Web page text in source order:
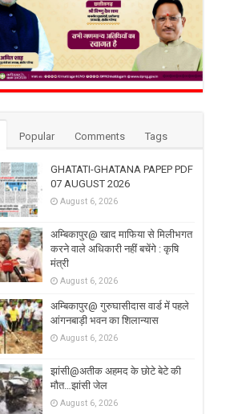
Popular Comments Tags
GHATATI-GHATANA PAPEP PDF
07 AUGUST 2026
August 6, 2026
अम्बिकापुर@ खाद माफिया से मिलीभगत
करने वाले अधिकारी नहीं बचेंगे : कृषि
मंत्री
August 6, 2026
अम्बिकापुर@ गुरुघासीदास वार्ड में पहले
आंगनबाड़ी भवन का शिलान्यास
August 6, 2026
झांसी@अतीक अहमद के छोटे बेटे की
मौत…झांसी जेल
August 6, 2026